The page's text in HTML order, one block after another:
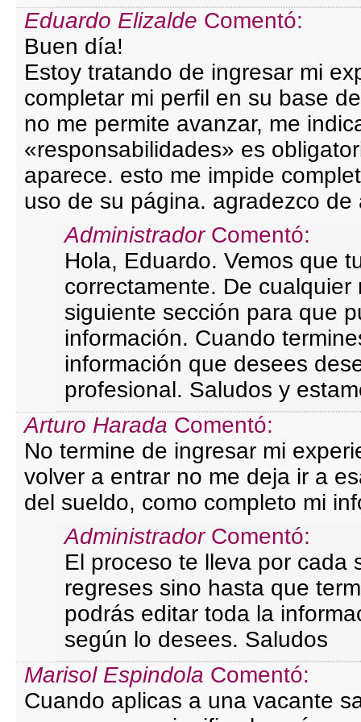
Eduardo Elizalde Comentó:
Buen día!
Estoy tratando de ingresar mi
completar mi perfil en su base
no me permite avanzar, me
«responsabilidades» es
aparece. esto me impide
uso de su página. agradezco
Administrador Comentó:
Hola, Eduardo. Vemos que
correctamente. De
siguiente sección para que
información. Cuando
información que desees
profesional. Saludos y
Arturo Harada Comentó:
No termine de ingresar mi
volver a entrar no me deja ir a
del sueldo, como completo mi
Administrador Comentó:
El proceso te lleva por cada
regreses sino hasta que
podrás editar toda la
según lo desees. Saludos
Marisol Espindola Comentó:
Cuando aplicas a una vacante